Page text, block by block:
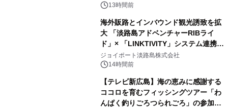
メニューが展開されます
13時間前
海外販路とインバウンド観光誘致を拡
大 「淡路島アドベンチャーRIBライ
ド」× 「LINKTIVITY」システム連携を
開始！
ジョイポート淡路島株式会社
14時間前
【テレビ新広島】海の恵みに感謝する
ココロを育むフィッシングツアー「わ
んぱく釣りごろつられごろ」の参加小